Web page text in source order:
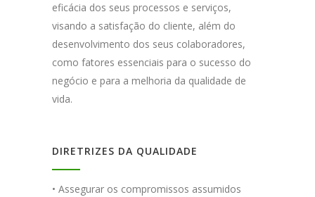
eficácia dos seus processos e serviços,
visando a satisfação do cliente, além do
desenvolvimento dos seus colaboradores,
como fatores essenciais para o sucesso do
negócio e para a melhoria da qualidade de
vida.
DIRETRIZES DA QUALIDADE
• Assegurar os compromissos assumidos